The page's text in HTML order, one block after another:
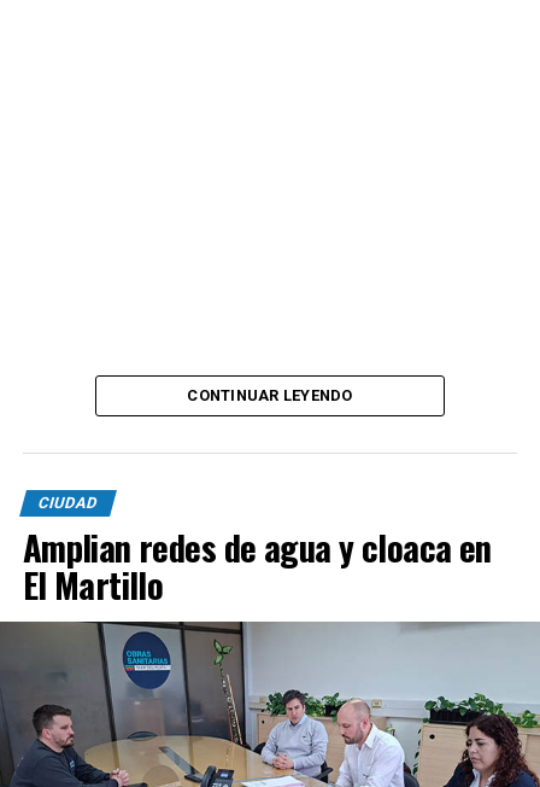
CONTINUAR LEYENDO
CIUDAD
Amplian redes de agua y cloaca en
El Martillo